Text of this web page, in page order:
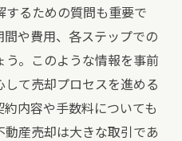
するための質問も重要で
や費用、各ステップでの
う。このような情報を事前
て売却プロセスを進める
内容や手数料についても
産売却は大きな取引であ